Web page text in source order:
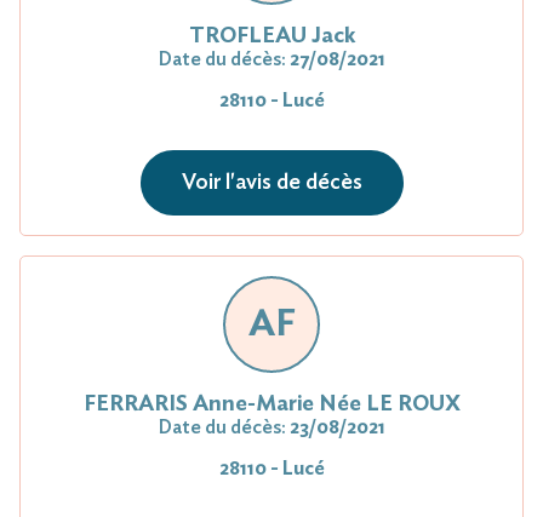
TROFLEAU Jack
Date du décès: 27/08/2021
28110 - Lucé
Voir l'avis de décès
AF
FERRARIS Anne-Marie Née LE ROUX
Date du décès: 23/08/2021
28110 - Lucé